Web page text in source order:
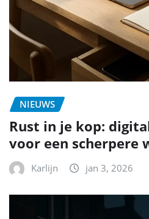
NIEUWS
Rust in je kop:
voor een scherpere
Karlijn jan 3, 2026